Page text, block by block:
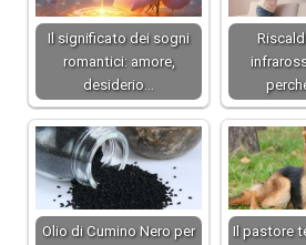
Il significato dei sogni
romantici: amore,
desiderio…
Olio di Cumino Nero per
Il pastore